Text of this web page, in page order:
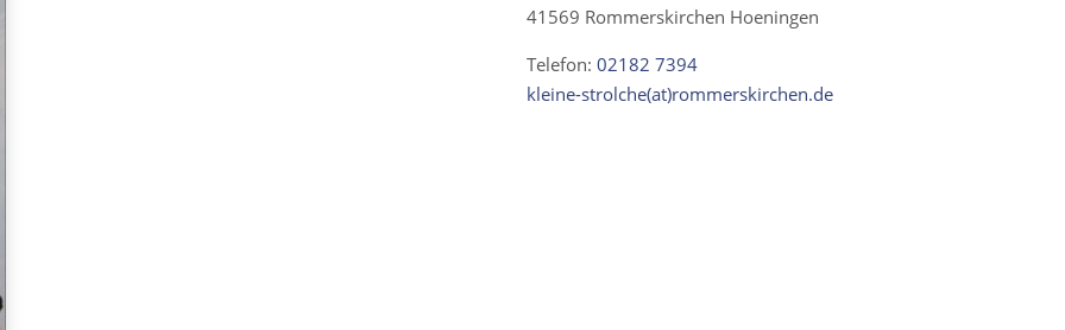
41569 Rommerskirchen Hoeningen
Telefon: 02182 7394
kleine-strolche(at)rommerskirchen.de